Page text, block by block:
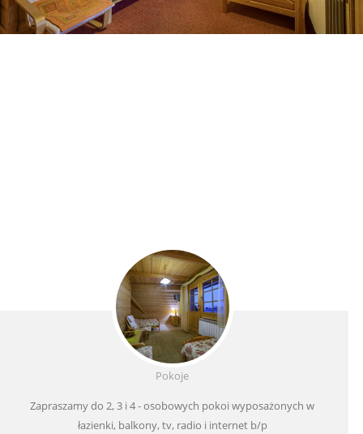
Pokoje
Zapraszamy do 2, 3 i 4 - osobowych pokoi wyposażonych w
łazienki, balkony, tv, radio i internet b/p